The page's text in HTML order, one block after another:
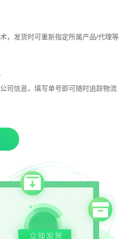
，发货时可重新指定所属产品/代理等
司信息，填写单号即可随时追踪物流